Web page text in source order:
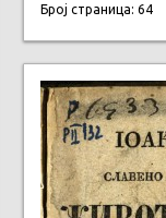
Број страница: 64